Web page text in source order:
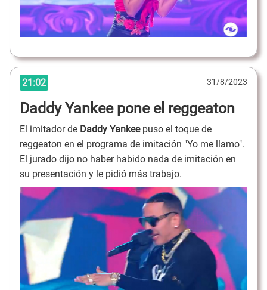
21:02 31/8/2023
Daddy Yankee pone el reggeaton
El imitador de Daddy Yankeepuso el toque de
reggeaton en el programa de imitación "Yo me llamo".
El jurado dijo no haber habido nada de imitación en
su presentación y le pidió más trabajo.